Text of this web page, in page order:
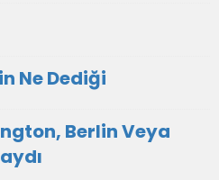
Ne Dediği
Berlin Veya